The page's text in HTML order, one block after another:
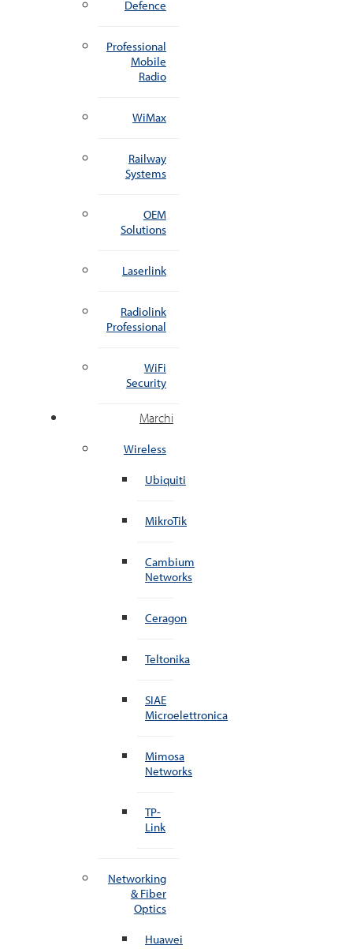
Defence
Professional
Mobile
Radio
WiMax
Railway
Systems
OEM
Solutions
Laserlink
Radiolink
Professional
WiFi
Security
Marchi
Wireless
Ubiquiti
MikroTik
Cambium
Networks
Ceragon
Teltonika
SIAE
Microelettronica
Mimosa
Networks
TP-
Link
Networking
& Fiber
Optics
Huawei